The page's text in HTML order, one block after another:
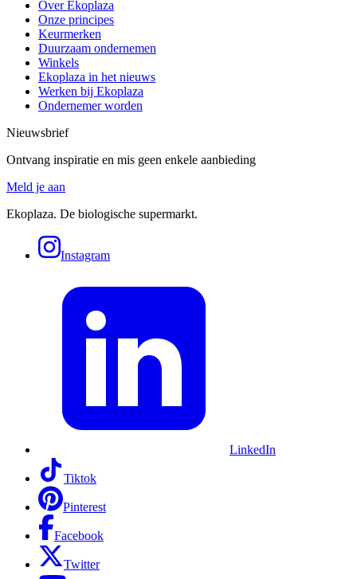
Over Ekoplaza
Onze principes
Keurmerken
Duurzaam ondernemen
Winkels
Ekoplaza in het nieuws
Werken bij Ekoplaza
Ondernemer worden
Nieuwsbrief
Ontvang inspiratie en mis geen enkele aanbieding
Meld je aan
Ekoplaza. De biologische supermarkt.
Instagram
LinkedIn
Tiktok
Pinterest
Facebook
Twitter